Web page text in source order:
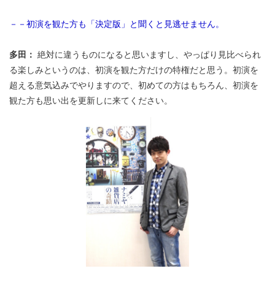
－－初演を観た方も「決定版」と聞くと見逃せません。
多田： 絶対に違うものになると思いますし、やっぱり見比べられ
る楽しみというのは、初演を観た方だけの特権だと思う。初演を
超える意気込みでやりますので、初めての方はもちろん、初演を
観た方も思い出を更新しに来てください。